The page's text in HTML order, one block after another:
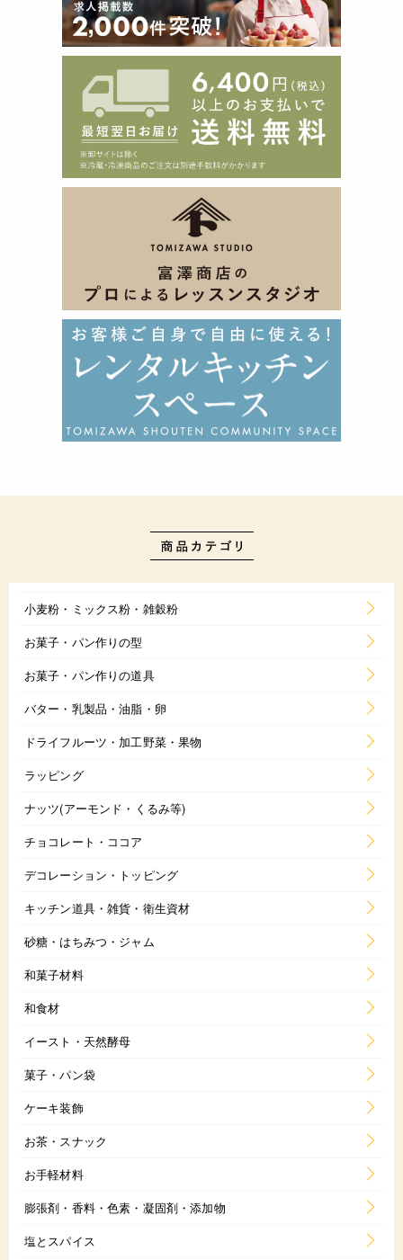
小麦粉・ミックス粉・雑穀粉
お菓子・パン作りの型
お菓子・パン作りの道具
バター・乳製品・油脂・卵
ドライフルーツ・加工野菜・果物
ラッピング
ナッツ(アーモンド・くるみ等)
チョコレート・ココア
デコレーション・トッピング
キッチン道具・雑貨・衛生資材
砂糖・はちみつ・ジャム
和菓子材料
和食材
イースト・天然酵母
菓子・パン袋
ケーキ装飾
お茶・スナック
お手軽材料
膨張剤・香料・色素・凝固剤・添加物
塩とスパイス